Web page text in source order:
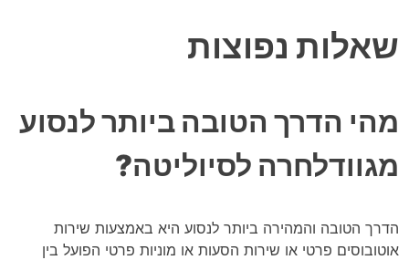
שאלות נפוצות
מהי הדרך הטובה ביותר לנסוע
מגוודלחרה לסיוליטה?
הדרך הטובה והמהירה ביותר לנסוע היא באמצעות שירות
אוטובוסים פרטי או שירות הסעות או מוניות פרטי הפועל בין